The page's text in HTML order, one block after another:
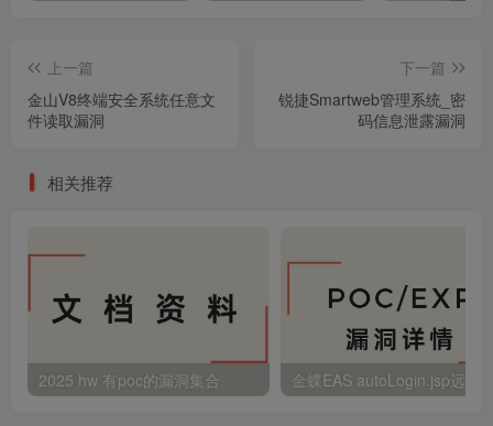
上一篇
金山V8终端安全系统任意文
件读取漏洞
下一篇
锐捷Smartweb管理系统_密
码信息泄露漏洞
相关推荐
2025 hw 有poc的漏洞集合